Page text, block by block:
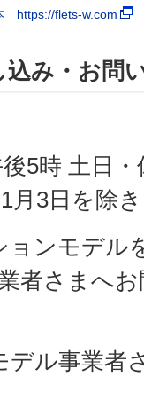
https://flets-w.com
込み・お問
5時 土日
月3日を除
ョンモデル
者さまへ
デル事業者